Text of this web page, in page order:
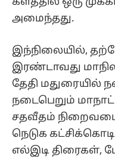
அமைந்தது.
இந்நிலையில்,
இரண்டாவது
தேதி மதுரையில்
நடைபெறும்
சதவீதம்
நெடுக
எல்இடி திரைகள்,